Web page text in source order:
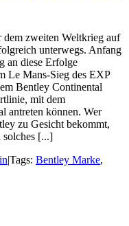
zweiten Weltkrieg auf
unterwegs. Anfang
an diese Erfolge
Le Mans-Sieg des EXP
Bentley Continental
mit dem
antreten können. Wer
zu Gesicht bekommt,
solches [...]
|Tags: Bentley Marke,